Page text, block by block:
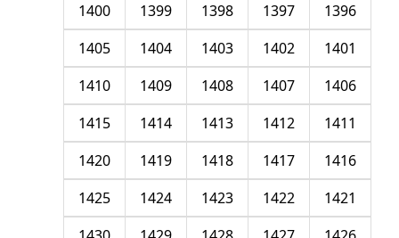
1396
1397
1398
1399
1400
1401
1402
1403
1404
1405
1406
1407
1408
1409
1410
1411
1412
1413
1414
1415
1416
1417
1418
1419
1420
1421
1422
1423
1424
1425